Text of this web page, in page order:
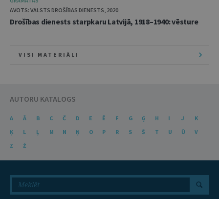
AVOTS: VALSTS DROŠĪBAS DIENESTS, 2020
Drošības dienests starpkaru Latvijā, 1918–1940: vēsture
VISI MATERIĀLI
AUTORU KATALOGS
A Ā B C Č D E Ē F G Ģ H I J
K
Ķ
L Ļ M N Ņ O P R S Š T U Ū
V
Z
Ž